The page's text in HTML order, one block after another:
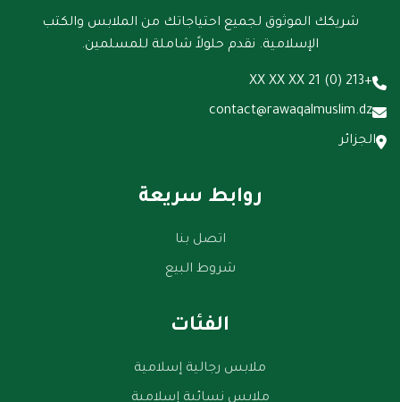
شريكك الموثوق لجميع احتياجاتك من الملابس والكتب
الإسلامية. نقدم حلولاً شاملة للمسلمين.
+213 (0) 21 XX XX XX
contact@rawaqalmuslim.dz
الجزائر
روابط سريعة
اتصل بنا
شروط البيع
الفئات
ملابس رجالية إسلامية
ملابس نسائية إسلامية